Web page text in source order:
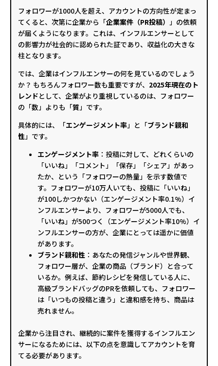
フォロワーが1000人を超え、アカウントの方向性が定まっ
てくると、次第に企業から「企業案件（PR投稿） 」の依頼
が届くようになります。これは、インフルエンサーとして
の影響力が社会的に認められた証であり、収益化の大きな
柱となります。
では、企業はインフルエンサーの何を見ているのでしょう
か？ もちろんフォロワー数も重要ですが、 2025年現在のト
レンドとして、企業がより重視しているのは、フォロワー
の「数」よりも「質」です。
具体的には、「エンゲージメント率」と「ブランド親和
性」です。
エンゲージメント率：投稿に対して、どれくらいの
「いいね」「コメント」「保存」「シェア」があっ
たか、という「フォロワーの熱量」を示す数値で
す。フォロワーが10万人いても、投稿に「いいね」
が100しかつかない（エンゲージメント率0.1%）イ
ンフルエンサーより、フォロワーが5000人でも、
「いいね」が500つく（エンゲージメント率10%）イ
ンフルエンサーの方が、企業にとっては遥かに価値
があります。
ブランド親和性：あなたの発信ジャンルや世界観、
フォロワー層が、企業の商品（ブランド）と合って
いるか。例えば、節約レシピを発信している人に、
高級ブランドバッグのPRを依頼しても、フォロワー
は「いつもの投稿と違う」と違和感を持ち、商品は
売れません。
企業から注目され、継続的に案件を獲得するインフルエン
サーになるためには、以下の点を意識してアカウントを育
てる必要があります。